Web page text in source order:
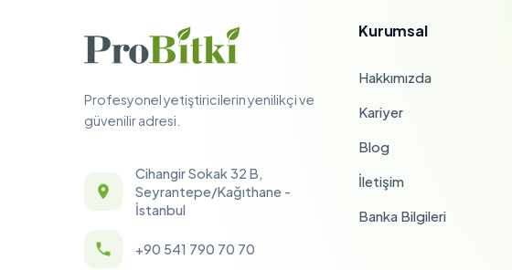
Profesyonel yetiştiricilerin yenilikçi ve
güvenilir adresi.
Cihangir Sokak 32 B,
Seyrantepe/Kağıthane -
İstanbul
+90 541 790 70 70
Kurumsal
Hakkımızda
Kariyer
Blog
İletişim
Banka Bilgileri